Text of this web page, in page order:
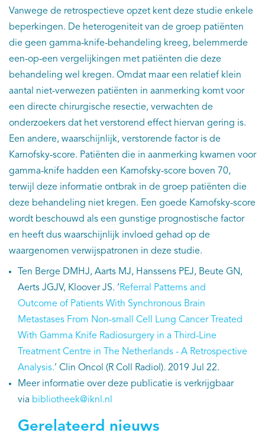
Vanwege de retrospectieve opzet kent deze studie enkele
beperkingen. De heterogeniteit van de groep patiënten
die geen gamma-knife-behandeling kreeg, belemmerde
een-op-een vergelijkingen met patiënten die deze
behandeling wel kregen. Omdat maar een relatief klein
aantal niet-verwezen patiënten in aanmerking komt voor
een directe chirurgische resectie, verwachten de
onderzoekers dat het verstorend effect hiervan gering is.
Een andere, waarschijnlijk, verstorende factor is de
Karnofsky-score. Patiënten die in aanmerking kwamen voor
gamma-knife hadden een Karnofsky-score boven 70,
terwijl deze informatie ontbrak in de groep patiënten die
deze behandeling niet kregen. Een goede Karnofsky-score
wordt beschouwd als een gunstige prognostische factor
en heeft dus waarschijnlijk invloed gehad op de
waargenomen verwijspatronen in deze studie.
Ten Berge DMHJ, Aarts MJ, Hanssens PEJ, Beute GN,
Aerts JGJV, Kloover JS. ‘Referral Patterns and
Outcome of Patients With Synchronous Brain
Metastases From Non-small Cell Lung Cancer Treated
With Gamma Knife Radiosurgery in a Third-Line
Treatment Centre in The Netherlands - A Retrospective
Analysis.’ Clin Oncol (R Coll Radiol). 2019 Jul 22.
Meer informatie over deze publicatie is verkrijgbaar
via bibliotheek@iknl.nl
Gerelateerd nieuws